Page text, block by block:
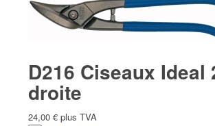
Accessoires Batterie/Electrique
D216 Ciseaux Ideal
droite
24,00 € plus TVA